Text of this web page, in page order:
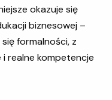
okazuje się
biznesowej –
formalności, z
realne kompetencje